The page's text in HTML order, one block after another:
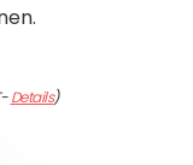
Details)